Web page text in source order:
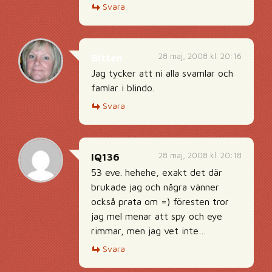
Svara
28 maj, 2008 kl. 20:16
Jag tycker att ni alla svamlar och
famlar i blindo.
Svara
28 maj, 2008 kl. 20:18
IQ136
53 eve. hehehe, exakt det där
brukade jag och några vänner
också prata om =) föresten tror
jag mel menar att spy och eye
rimmar, men jag vet inte…
Svara